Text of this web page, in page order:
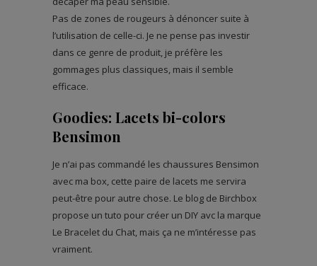
Pas de zones de rougeurs à dénoncer suite à
l’utilisation de celle-ci. Je ne pense pas investir
dans ce genre de produit, je préfère les
gommages plus classiques, mais il semble
efficace.
Goodies: Lacets bi-colors
Bensimon
Je n’ai pas commandé les chaussures Bensimon
avec ma box, cette paire de lacets me servira
peut-être pour autre chose. Le blog de Birchbox
propose un tuto pour créer un DIY avc la marque
Le Bracelet du Chat, mais ça ne m’intéresse pas
vraiment.